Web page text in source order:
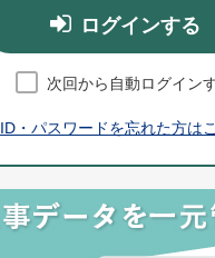
ログインする
次回から自動ログイン
ID・パスワードを忘れた方は